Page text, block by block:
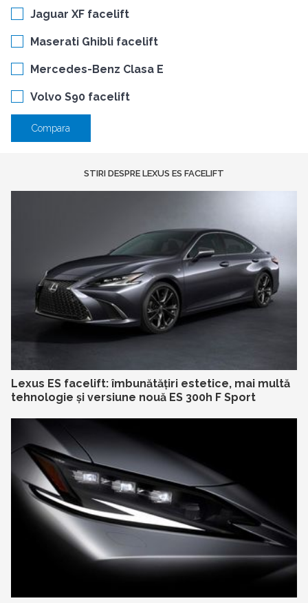
Jaguar XF facelift
Maserati Ghibli facelift
Mercedes-Benz Clasa E
Volvo S90 facelift
Compara
STIRI DESPRE LEXUS ES FACELIFT
Lexus ES facelift: îmbunătățiri estetice, mai multă
tehnologie și versiune nouă ES 300h F Sport